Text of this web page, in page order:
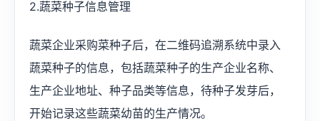
2.蔬菜种子信息管理
蔬菜企业采购菜种子后，在二维码追溯系统中录入
蔬菜种子的信息，包括蔬菜种子的生产企业名称、
生产企业地址、种子品类等信息，待种子发芽后，
开始记录这些蔬菜幼苗的生产情况。